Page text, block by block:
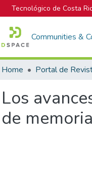
Tecnológico de Costa
Communities &
Home
Los
de